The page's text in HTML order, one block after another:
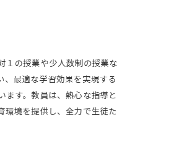
１の授業や少人数制の授業な
、最適な学習効果を実現する
ます。教員は、熱心な指導と
環境を提供し、全力で生徒た